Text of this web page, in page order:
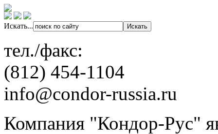
Искать...
тел./факс:
(812) 454-1104
info@condor-russia.ru
Компания "Кондор-Рус"